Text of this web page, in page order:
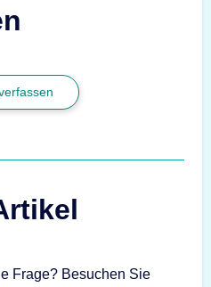
Frage? Besuchen Sie